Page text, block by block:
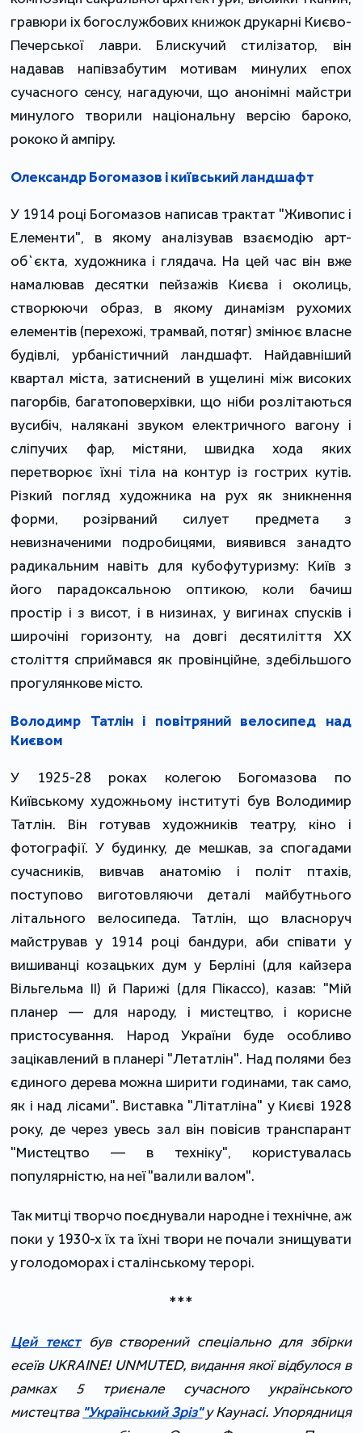
гравюри іх богослужбових книжок друкарні Києво-
Печерської лаври. Блискучий стилізатор, він
надавав напівзабутим мотивам минулих епох
сучасного сенсу, нагадуючи, що анонімні майстри
минулого творили національну версію бароко,
рококо й ампіру.
Олександр Богомазов і київський ландшафт
У 1914 році Богомазов написав трактат "Живопис і
Елементи", в якому аналізував взаємодію арт-
об`єкта, художника і глядача. На цей час він вже
намалював десятки пейзажів Києва і околиць,
створюючи образ, в якому динамізм рухомих
елементів (перехожі, трамвай, потяг) змінює власне
будівлі, урбаністичний ландшафт. Найдавніший
квартал міста, затиснений в ущелині між високих
пагорбів, багатоповерхівки, що ніби розлітаються
вусибіч, налякані звуком електричного вагону і
сліпучих фар, містяни, швидка хода яких
перетворює їхні тіла на контур із гострих кутів.
Різкий погляд художника на рух як зникнення
форми, розірваний силует предмета з
невизначеними подробицями, виявився занадто
радикальним навіть для кубофутуризму: Київ з
його парадоксальною оптикою, коли бачиш
простір і з висот, і в низинах, у вигинах спусків і
широчіні горизонту, на довгі десятиліття ХХ
століття сприймався як провінційне, здебільшого
прогулянкове місто.
Володимр Татлін і повітряний велосипед над
Києвом
У 1925-28 роках колегою Богомазова по
Київському художньому інституті був Володимир
Татлін. Він готував художників театру, кіно і
фотографії. У будинку, де мешкав, за спогадами
сучасників, вивчав анатомію і політ птахів,
поступово виготовляючи деталі майбутнього
літального велосипеда. Татлін, що власноруч
майстрував у 1914 році бандури, аби співати у
вишиванці козацьких дум у Берліні (для кайзера
Вільгельма ІІ) й Парижі (для Пікассо), казав: "Мій
планер — для народу, і мистецтво, і корисне
пристосування. Народ України буде особливо
зацікавлений в планері "Летатлін". Над полями без
єдиного дерева можна ширити годинами, так само,
як і над лісами". Виставка "Літатліна" у Києві 1928
року, де через увесь зал він повісив транспарант
"Мистецтво — в техніку", користувалась
популярністю, на неї "валили валом".
Так митці творчо поєднували народне і технічне, аж
поки у 1930-х їх та їхні твори не почали знищувати
у голодоморах і сталінському терорі.
***
Цей текстбув створений спеціально для збірки
есеїв UKRAINE! UNMUTED, видання якої відбулося в
рамках 5 триєнале сучасного українського
мистецтва "Український Зріз"у Каунасі. Упорядниця